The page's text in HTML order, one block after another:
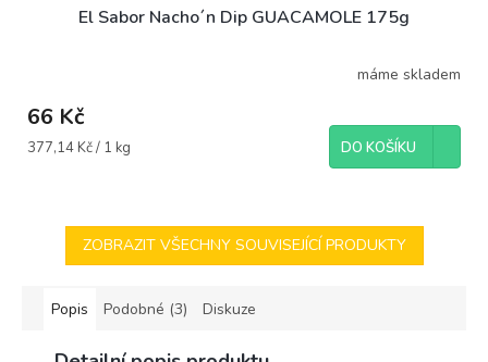
El Sabor Nacho´n Dip GUACAMOLE 175g
máme skladem
66 Kč
Měrná
377,14 Kč / 1 kg DO KOŠÍKU
ZOBRAZIT VŠECHNY SOUVISEJÍCÍ PRODUKTY
Popis Podobné (3) Diskuze